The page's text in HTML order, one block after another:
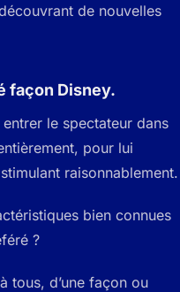
de nouvelles
façon Disney.
le spectateur dans
pour lui
raisonnablement.
bien connues
?
tous, d’une façon ou